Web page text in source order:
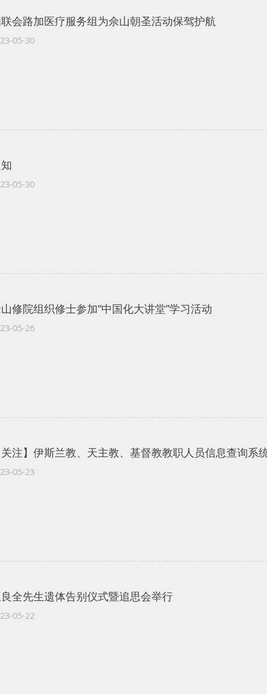
会路加医疗服务组为佘山朝圣活动保驾护航
05-30
05-30
修院组织修士参加“中国化大讲堂”学习活动
05-26
注】伊斯兰教、天主教、基督教教职人员信息查询系
05-23
全先生遗体告别仪式暨追思会举行
05-22